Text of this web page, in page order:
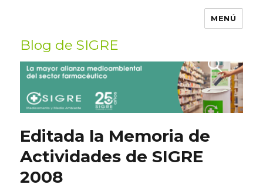
MENÚ
Blog de SIGRE
Buscar
por:
Editada la Memoria de
Actividades de SIGRE
2008